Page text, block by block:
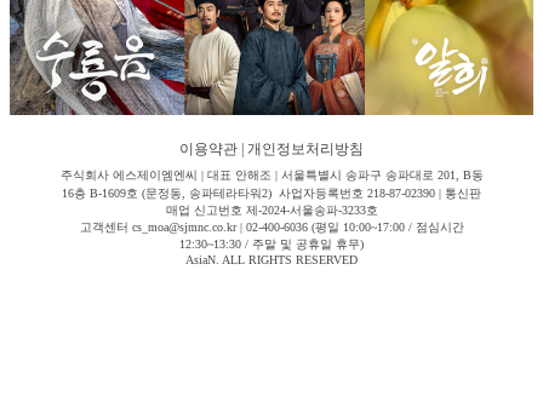
이용약관 개인정보처리방침
주식회사 에스제이엠엔씨 | 대표 안해조 | 서울특별시 송파구 송파대로 201, B동
16층 B-1609호 (문정동, 송파테라타워2) 사업자등록번호 218-87-02390 | 통신판
매업 신고번호 제-2024-서울송파-3233호
고객센터 cs_moa@sjmnc.co.kr | 02-400-6036 (평일 10:00~17:00 / 점심시간
12:30~13:30 / 주말 및 공휴일 휴무)
AsiaN. ALL RIGHTS RESERVED